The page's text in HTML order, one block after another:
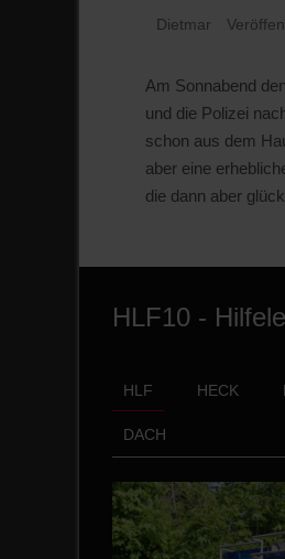
Dietmar
Am Sonnabend
und die Polizei
schon aus dem
aber eine
die dann aber
HLF10 -
HLF HECK
DACH